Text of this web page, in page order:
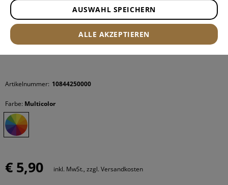
Artikelnummer: 10844250000
Farbe: Multicolor
€ 5,90 inkl. MwSt., zzgl. Versandkosten
AUSWAHL SPEICHERN
ALLE AKZEPTIEREN